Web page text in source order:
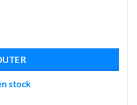
PANIER
stock